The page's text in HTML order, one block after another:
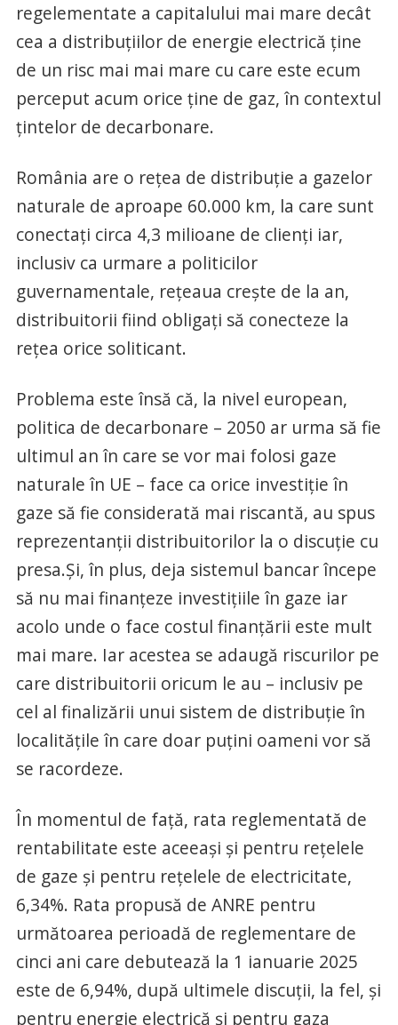
regelementate a capitalului mai mare decât
cea a distribuțiilor de energie electrică ține
de un risc mai mai mare cu care este ecum
perceput acum orice ține de gaz, în contextul
țintelor de decarbonare.
România are o rețea de distribuție a gazelor
naturale de aproape 60.000 km, la care sunt
conectați circa 4,3 milioane de clienți iar,
inclusiv ca urmare a politicilor
guvernamentale, rețeaua crește de la an,
distribuitorii fiind obligați să conecteze la
rețea orice soliticant.
Problema este însă că, la nivel european,
politica de decarbonare – 2050 ar urma să fie
ultimul an în care se vor mai folosi gaze
naturale în UE – face ca orice investiție în
gaze să fie considerată mai riscantă, au spus
reprezentanții distribuitorilor la o discuție cu
presa.Și, în plus, deja sistemul bancar începe
să nu mai finanțeze investițiile în gaze iar
acolo unde o face costul finanțării este mult
mai mare. Iar acestea se adaugă riscurilor pe
care distribuitorii oricum le au – inclusiv pe
cel al finalizării unui sistem de distribuție în
localitățile în care doar puțini oameni vor să
se racordeze.
În momentul de față, rata reglementată de
rentabilitate este aceeași și pentru rețelele
de gaze și pentru rețelele de electricitate,
6,34%. Rata propusă de ANRE pentru
următoarea perioadă de reglementare de
cinci ani care debutează la 1 ianuarie 2025
este de 6,94%, după ultimele discuții, la fel, și
pentru energie electrică și pentru gaza